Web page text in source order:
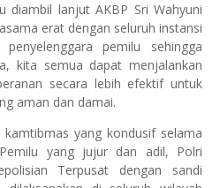
diambil lanjut AKBP Sri Wahyuni
erat dengan seluruh instansi
pemilu sehingga
kita semua dapat menjalankan
secara lebih efektif untuk
aman dan damai.
yang kondusif selama
yang jujur ​​dan adil, Polri
Terpusat dengan sandi